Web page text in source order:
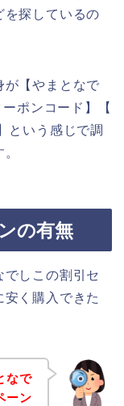
を探しているの
が【やまとなで
ポンコード】【
という感じで調
の有無
でしこの割引セ
く購入できた
なで
ーン